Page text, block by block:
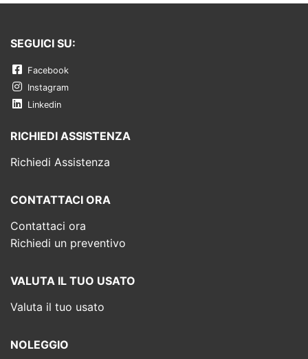
SEGUICI SU:
Facebook
Instagram
Linkedin
RICHIEDI ASSISTENZA
Richiedi Assistenza
CONTATTACI ORA
Contattaci ora
Richiedi un preventivo
VALUTA IL TUO USATO
Valuta il tuo usato
NOLEGGIO